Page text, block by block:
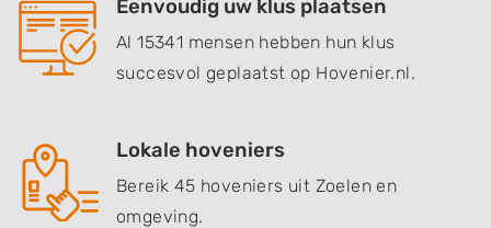
Eenvoudig uw klus plaatsen
Al 15341 mensen hebben hun klus
succesvol geplaatst op Hovenier.nl.
Lokale hoveniers
Bereik 45 hoveniers uit Zoelen en
omgeving.